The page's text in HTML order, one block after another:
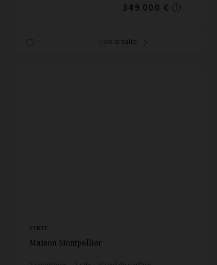
349 000 €
Lire la suite
VENTE
Maison Montpellier